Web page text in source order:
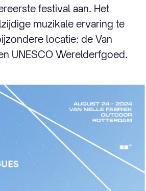
festival aan. Het
muzikale ervaring te
locatie: de Van
UNESCO Werelderfgoed.